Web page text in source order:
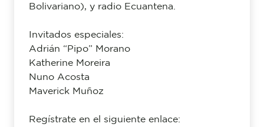
Bolivariano), y radio Ecuantena.
Invitados especiales:
Adrián “Pipo” Morano
Katherine Moreira
Nuno Acosta
Maverick Muñoz
Regístrate en el siguiente enlace: